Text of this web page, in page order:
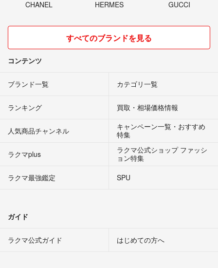
CHANEL HERMES GUCCI
すべてのブランドを見る
コンテンツ
ブランド一覧 カテゴリ一覧
ランキング 買取・相場価格情報
人気商品チャンネル
キャンペーン一覧・おすすめ
特集
ラクマplus
ラクマ公式ショップ ファッシ
ョン特集
ラクマ最強鑑定
SPU
ガイド
ラクマ公式ガイド はじめての方へ